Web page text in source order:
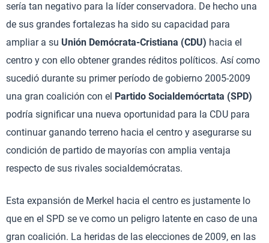
sería tan negativo para la líder conservadora. De hecho una
de sus grandes fortalezas ha sido su capacidad para
ampliar a su Unión Demócrata-Cristiana (CDU) hacia el
centro y con ello obtener grandes réditos políticos. Así como
sucedió durante su primer período de gobierno 2005-2009
una gran coalición con el Partido Socialdemócrtata (SPD)
podría significar una nueva oportunidad para la CDU para
continuar ganando terreno hacia el centro y asegurarse su
condición de partido de mayorías con amplia ventaja
respecto de sus rivales socialdemócratas.
Esta expansión de Merkel hacia el centro es justamente lo
que en el SPD se ve como un peligro latente en caso de una
gran coalición. La heridas de las elecciones de 2009, en las